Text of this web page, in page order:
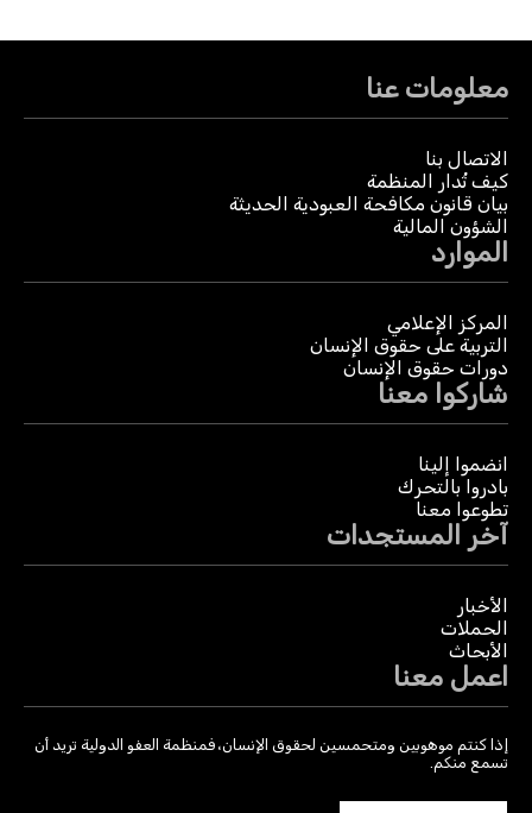
معلومات عنا
الاتصال بنا
كيف تُدار المنظمة
بيان قانون مكافحة العبودية الحديثة
الشؤون المالية
الموارد
المركز الإعلامي
التربية على حقوق الإنسان
دورات حقوق الإنسان
شاركوا معنا
انضموا إلينا
بادروا بالتحرك
تطوعوا معنا
آخر المستجدات
الأخبار
الحملات
الأبحاث
اعمل معنا
إذا كنتم موهوبين ومتحمسين لحقوق الإنسان، فمنظمة العفو الدولية تريد أن
تسمع منكم.